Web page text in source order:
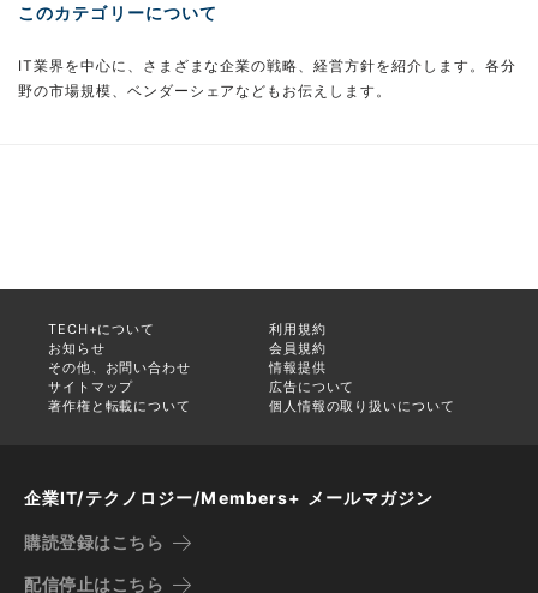
このカテゴリーについて
IT業界を中心に、さまざまな企業の戦略、経営方針を紹介します。各分
野の市場規模、ベンダーシェアなどもお伝えします。
TECH+について
利用規約
お知らせ
会員規約
その他、お問い合わせ
情報提供
サイトマップ
広告について
著作権と転載について
個人情報の取り扱いについて
企業IT/テクノロジー/Members+ メールマガジン
購読登録はこちら
配信停止はこちら